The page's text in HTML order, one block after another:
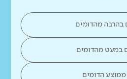
בהרבה מהדומים
במעט מהדומים
ממוצע הדומים